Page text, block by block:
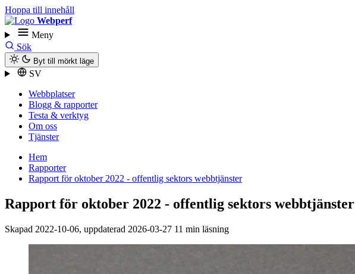
Hoppa till innehåll
Webperf
Meny
Sök
Byt till mörkt läge
SV
Webbplatser
Blogg & rapporter
Testa & verktyg
Om oss
Tjänster
Hem
Rapporter
Rapport för oktober 2022 - offentlig sektors webbtjänster
Rapport för oktober 2022 - offentlig sektors webbtjänster
Skapad 2022-10-06, uppdaterad 2026-03-27 11 min läsning